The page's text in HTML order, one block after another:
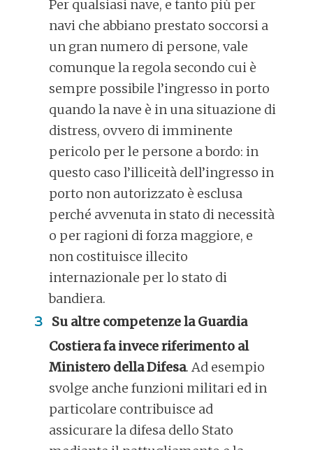
Per qualsiasi nave, e tanto più per
navi che abbiano prestato soccorsi a
un gran numero di persone, vale
comunque la regola secondo cui è
sempre possibile l’ingresso in porto
quando la nave è in una situazione di
distress, ovvero di imminente
pericolo per le persone a bordo: in
questo caso l’illiceità dell’ingresso in
porto non autorizzato è esclusa
perché avvenuta in stato di necessità
o per ragioni di forza maggiore, e
non costituisce illecito
internazionale per lo stato di
bandiera.
Su altre competenze la Guardia
Costiera fa invece riferimento al
Ministero della Difesa. Ad esempio
svolge anche funzioni militari ed in
particolare contribuisce ad
assicurare la difesa dello Stato